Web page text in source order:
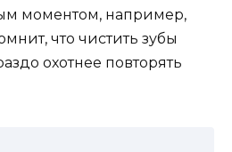
моментом, например,
что чистить зубы
охотнее повторять